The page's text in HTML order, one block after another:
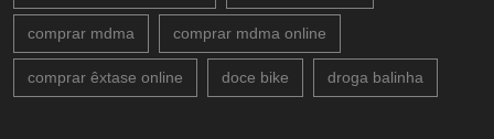
comprar mdma comprar mdma online
comprar êxtase online doce bike droga balinha